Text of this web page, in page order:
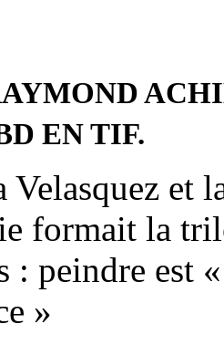
EN TIF.
Velasquez
formait la
: peindre est
»